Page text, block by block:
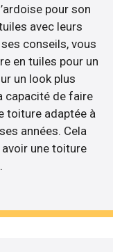
pour son
avec leurs
conseils, vous
en tuiles pour un
un look plus
capacité de faire
toiture adaptée à
années. Cela
une toiture